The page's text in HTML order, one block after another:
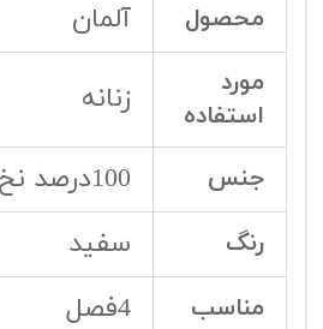
محصول آلمان
مورد
استفاده
زنانه
جنس 100درصد نخ
رنگ سفید
مناسب 4فصل